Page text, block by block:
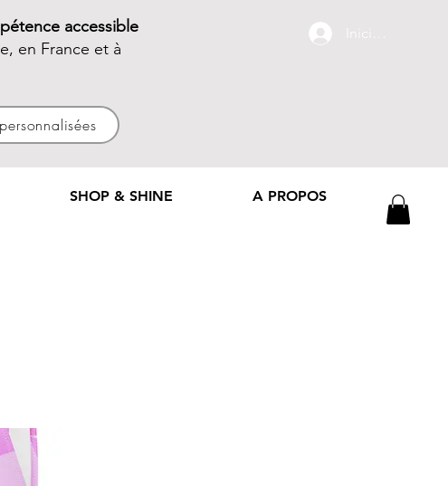
accessible
en France et à
Iniciar sesión
SHOP & SHINE A PROPOS